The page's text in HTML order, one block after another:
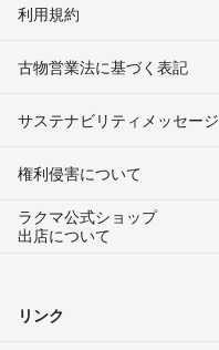
利用規約
古物営業法に基づく表記
サステナビリティメッセージ
権利侵害について
ラクマ公式ショップ
出店について
リンク